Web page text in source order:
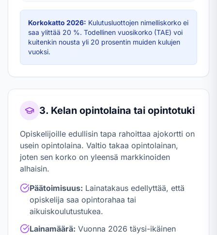
Korkokatto 2026: Kulutusluottojen nimelliskorko ei
saa ylittää 20 %. Todellinen vuosikorko (TAE) voi
kuitenkin nousta yli 20 prosentin muiden kulujen
vuoksi.
3. Kelan opintolaina tai opintotuki
Opiskelijoille edullisin tapa rahoittaa ajokortti on
usein opintolaina. Valtio takaa opintolainan,
joten sen korko on yleensä markkinoiden
alhaisin.
Päätoimisuus: Lainatakaus edellyttää, että
opiskelija saa opintorahaa tai
aikuiskoulutustukea.
Lainamäärä: Vuonna 2026 täysi-ikäinen